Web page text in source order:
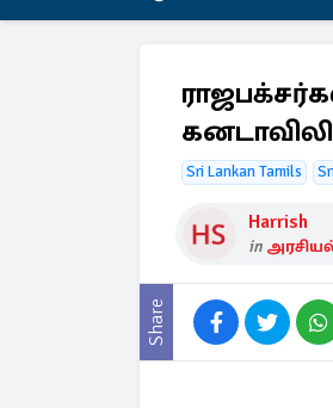
Sri Lankan Tamils
Harrish
in
Share